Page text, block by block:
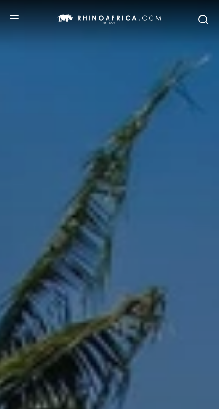
QUEM SOMOS
Sobre nós
Conheça a equipe
Nossos prêmios e reconhecimentos
Feedback do cliente
Fazendo o bem
Turismo sustentável
RESERVE CONOSCO
Por que reservar conosco?
O que são passeios sob medida?
Viaje com confiança
Depósito totalmente reembolsável
Seguro de viagem
Português
Ligação gratuíta: 888 2156 556